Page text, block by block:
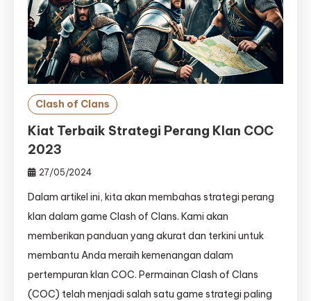
Clash of Clans
Kiat Terbaik Strategi Perang Klan COC
2023
27/05/2024
Dalam artikel ini, kita akan membahas strategi perang
klan dalam game Clash of Clans. Kami akan
memberikan panduan yang akurat dan terkini untuk
membantu Anda meraih kemenangan dalam
pertempuran klan COC. Permainan Clash of Clans
(COC) telah menjadi salah satu game strategi paling